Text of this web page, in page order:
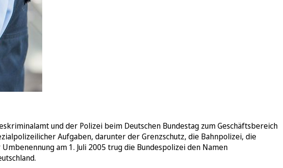
und der Polizei beim Deutschen Bundestag zum Geschäftsbereich
Aufgaben, darunter der Grenzschutz, die Bahnpolizei, die
am 1. Juli 2005 trug die Bundespolizei den Namen